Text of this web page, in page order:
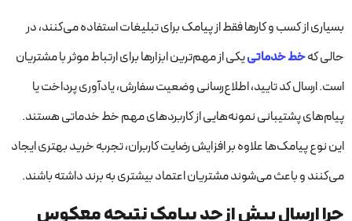
بسیاری از کسب و کارها فقط از پیامک برای تبلیغات استفاده می‌کنند، در
حالی کهخط خدماتییکی از مهم‌ترین ابزارها برای ارتباط موثر با مشتریان
است. ارسال کد تایید، اطلاع‌رسانی وضعیت سفارش، یادآوری پرداخت یا
پیام‌های پشتیبانی نمونه‌هایی از کاربردهای مهم خط خدماتی هستند.
این نوع پیامک‌ها علاوه بر افزایش رضایت کاربران، تجربه خرید بهتری ایجاد
می‌کنند و باعث می‌شوند مشتریان اعتماد بیشتری به برند داشته باشند.